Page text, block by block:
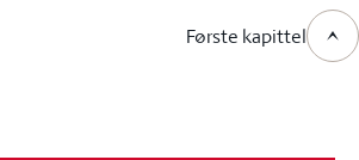
Første kapittel